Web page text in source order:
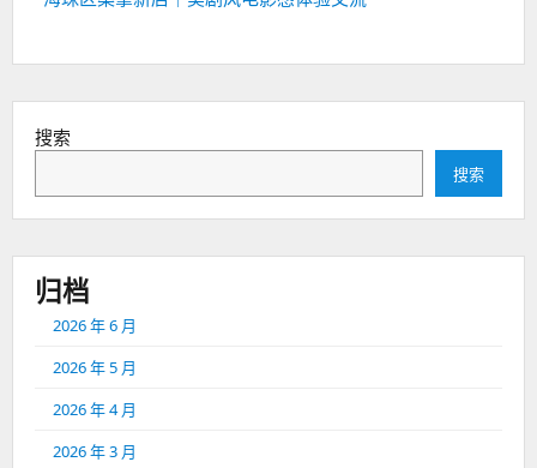
搜索
搜索
归档
2026 年 6 月
2026 年 5 月
2026 年 4 月
2026 年 3 月